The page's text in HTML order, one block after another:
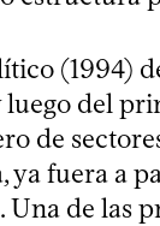
(1994)
luego del
de
ya fuera a
de las